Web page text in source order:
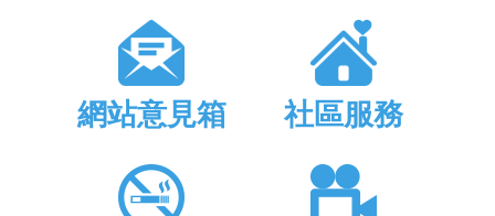
網站意見箱 社區服務